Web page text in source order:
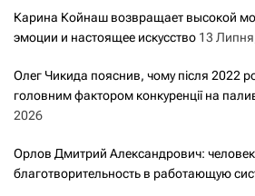
Карина Койнаш возвращает высокой
эмоции и настоящее искусство 13
Олег Чикида пояснив, чому після 2022
головним фактором конкуренції на
2026
Орлов Дмитрий Александрович:
благотворительность в работающую